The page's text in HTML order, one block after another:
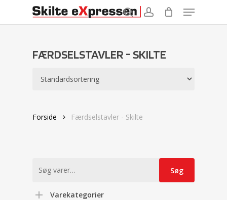
searchaccount
Menu
FÆRDSELSTAVLER - SKILTE
Forside Færdselstavler - Skilte
efter:
Søg
Varekategorier